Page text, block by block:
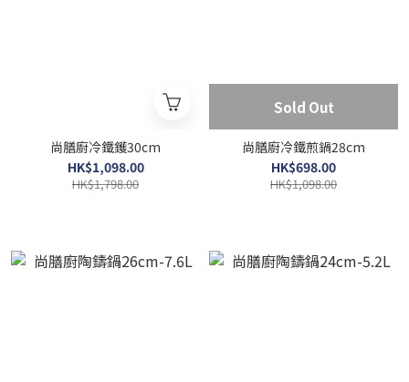
尚膳廚冷鐵鑊30cm
HK$1,098.00
HK$1,798.00
Sold Out
尚膳廚冷鐵煎鍋28cm
HK$698.00
HK$1,098.00